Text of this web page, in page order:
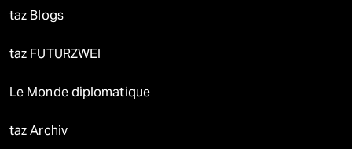
taz Blogs
taz FUTURZWEI
Le Monde diplomatique
taz Archiv